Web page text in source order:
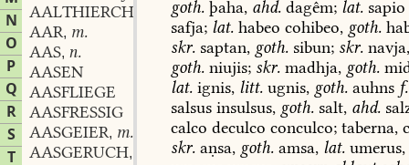
N
O
P
Q
R
S
T
AALTHIERCHEN
n.
AAR, m.
AAS, n.
AASEN
AASFLIEGE
AASFRESSIG
AASGEIER, m.
AASGERUCH,
goth. þaha, ahd. dagêm; lat. sapio
safja; lat. habeo cohibeo, goth.
skr. saptan, goth. sibun; skr.
goth. niujis; skr. madhja, goth.
lat. ignis, litt. ugnis, goth. auhns f.
salsus insulsus, goth. salt, ahd.
calco deculco conculco; taberna,
skr. aṇsa, goth. amsa, lat. umerus,